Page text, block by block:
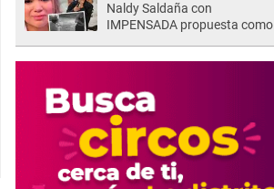
Naldy Saldaña con
IMPENSADA propuesta como